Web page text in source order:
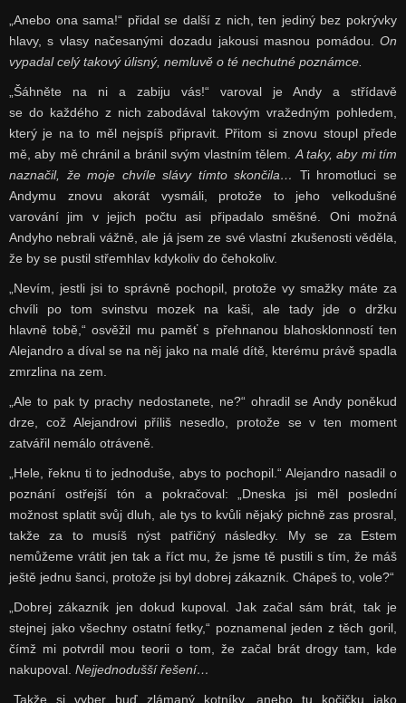
„Anebo ona sama!“ přidal se další z nich, ten jediný bez pokrývky
hlavy, s vlasy načesanými dozadu jakousi masnou pomádou.On
vypadal celý takový úlisný, nemluvě o té nechutné poznámce.
„Šáhněte na ni a zabiju vás!“ varoval je Andy a střídavě
se do každého z nich zabodával takovým vražedným pohledem,
který je na to měl nejspíš připravit. Přitom si znovu stoupl přede
mě, aby mě chránil a bránil svým vlastním tělem.A taky, aby mi tím
naznačil, že moje chvíle slávy tímto skončila… Ti hromotluci se
Andymu znovu akorát vysmáli, protože to jeho velkodušné
varování jim v jejich počtu asi připadalo směšné. Oni možná
Andyho nebrali vážně, ale já jsem ze své vlastní zkušenosti věděla,
že by se pustil střemhlav kdykoliv do čehokoliv.
„Nevím, jestli jsi to správně pochopil, protože vy smažky máte za
chvíli po tom svinstvu mozek na kaši, ale tady jde o držku
hlavně tobě,“ osvěžil mu paměť s přehnanou blahosklonností ten
Alejandro a díval se na něj jako na malé dítě, kterému právě spadla
zmrzlina na zem.
„Ale to pak ty prachy nedostanete, ne?“ ohradil se Andy poněkud
drze, což Alejandrovi příliš nesedlo, protože se v ten moment
zatvářil nemálo otráveně.
„Hele, řeknu ti to jednoduše, abys to pochopil.“ Alejandro nasadil o
poznání ostřejší tón a pokračoval: „Dneska jsi měl poslední
možnost splatit svůj dluh, ale tys to kvůli nějaký pichně zas prosral,
takže za to musíš nýst patřičný následky. My se za Estem
nemůžeme vrátit jen tak a říct mu, že jsme tě pustili s tím, že máš
ještě jednu šanci, protože jsi byl dobrej zákazník. Chápeš to, vole?“
„Dobrej zákazník jen dokud kupoval. Jak začal sám brát, tak je
stejnej jako všechny ostatní fetky,“ poznamenal jeden z těch goril,
čímž mi potvrdil mou teorii o tom, že začal brát drogy tam, kde
nakupoval. Nejjednodušší řešení…
„Takže si vyber buď zlámaný kotníky, anebo tu kočičku jako